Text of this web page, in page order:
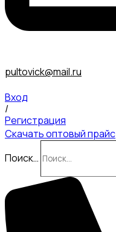
pultovick@mail.ru
Вход
/
Регистрация
Скачать оптовый прайс
Поиск…